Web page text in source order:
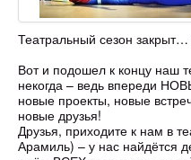
Театральный сезон
Вот и подошел к концу наш
некогда – ведь впереди
новые проекты, новые
новые друзья!
Друзья, приходите к нам в
Арамиль) – у нас найдётся